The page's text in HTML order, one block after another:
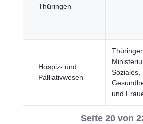
Thüringen
Hospiz- und
Palliativwesen
Thüringer
Soziales,
und
Seite 20 von